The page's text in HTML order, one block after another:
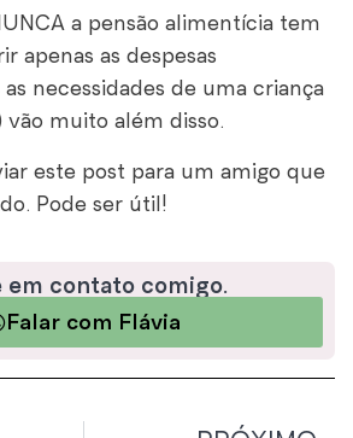
a pensão alimentícia tem
apenas as despesas
necessidades de uma criança
vão muito além disso.
este post para um amigo que
Pode ser útil!
em contato comigo.
Falar com Flávia